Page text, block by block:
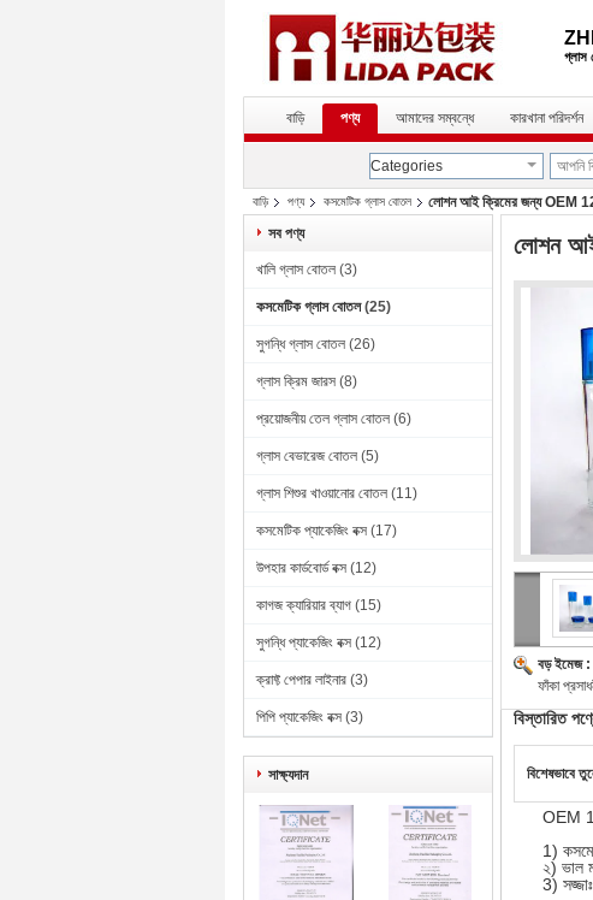
গ্লাস
বাড়ি পণ্য আমাদের সম্বন্ধে কারখানা পরিদর্শন
Categories
বাড়ি পণ্য কসমেটিক গ্লাস বোতল
লোশন আই ক্রিমের জন্য OEM
সব পণ্য
খালি গ্লাস বোতল (3)
কসমেটিক গ্লাস বোতল (25)
সুগন্ধি গ্লাস বোতল (26)
গ্লাস ক্রিম জারস (8)
প্রয়োজনীয় তেল গ্লাস বোতল (6)
গ্লাস বেভারেজ বোতল (5)
গ্লাস শিশুর খাওয়ানোর বোতল (11)
কসমেটিক প্যাকেজিং বক্স (17)
উপহার কার্ডবোর্ড বক্স (12)
কাগজ ক্যারিয়ার ব্যাগ (15)
সুগন্ধি প্যাকেজিং বক্স (12)
ক্রাফ্ট পেপার লাইনার (3)
পিপি প্যাকেজিং বক্স (3)
সাক্ষ্যদান
লোশন
বড় ইমেজ :
ফাঁকা
বিস্তারিত
বিশেষভাবে
OEM
1)
২) ভাল
3)